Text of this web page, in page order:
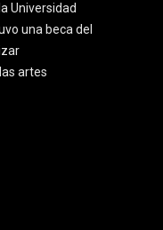
Universidad
una beca del
artes